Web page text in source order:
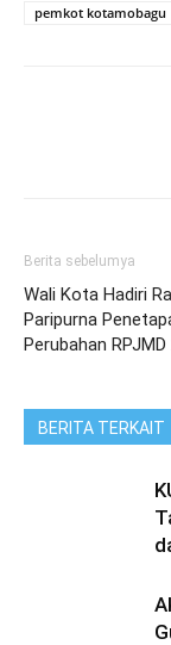
pemkot kotamobagu
Berita sebelumya
Wali Kota Hadiri
Paripurna
Perubahan
BERITA TERKAIT